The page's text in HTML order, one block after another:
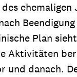
ehemaligen
Plan sieht
Aktivitäten
und danach.